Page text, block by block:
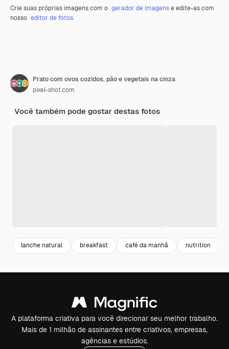
Crie suas próprias imagens com o gerador de imagense edite-as com
nosso editor de fotos.
Prato com ovos cozidos, pão e vegetais na cinza
pixel-shot.com
Você também pode gostar destas fotos
lanche natural breakfast café da manhã nutrition
A plataforma criativa para você direcionar seu melhor trabalho.
Mais de 1 milhão de assinantes entre criativos, empresas,
agências e estúdios.